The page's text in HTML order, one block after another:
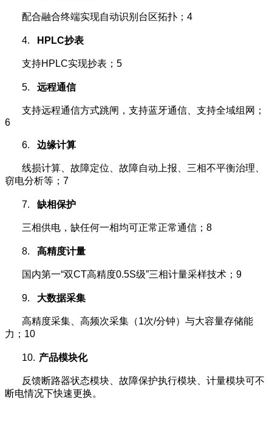
配合融合终端实现自动识别台区拓扑；4
4. HPLC抄表
支持HPLC实现抄表；5
5. 远程通信
支持远程通信方式跳闸，支持蓝牙通信、支持全域组网；
6
6. 边缘计算
线损计算、故障定位、故障自动上报、三相不平衡治理、
窃电分析等；7
7. 缺相保护
三相供电，缺任何一相均可正常正常通信；8
8. 高精度计量
国内第一“双CT高精度0.5S级”三相计量采样技术；9
9. 大数据采集
高精度采集、高频次采集（1次/分钟）与大容量存储能
力；10
10. 产品模块化
反馈断路器状态模块、故障保护执行模块、计量模块可不
断电情况下快速更换。